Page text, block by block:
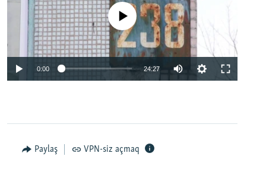
No media source currently available
0:00 24:27
Paylaş VPN-siz açmaq